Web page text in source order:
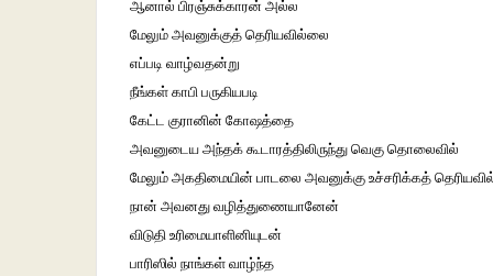
ஆனால் பிரஞ்சுக்காரன் அல்ல
மேலும் அவனுக்குத் தெரியவில்லை
எப்படி வாழ்வதன்று
நீங்கள் காபி பருகியபடி
கேட்ட குரானின் கோஷத்தை
அவனுடைய அந்தக் கூடாரத்திலிருந்து வெகு தொலைவில்
மேலும் அகதிமையின் பாடலை அவனுக்கு உச்சரிக்கத்
நான் அவனது வழித்துணையானேன்
விடுதி உரிமையாளினியுடன்
பாரிஸில் நாங்கள் வாழ்ந்த